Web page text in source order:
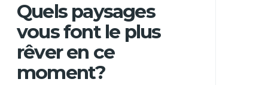
Quels paysages
vous font le plus
rêver en ce
moment?